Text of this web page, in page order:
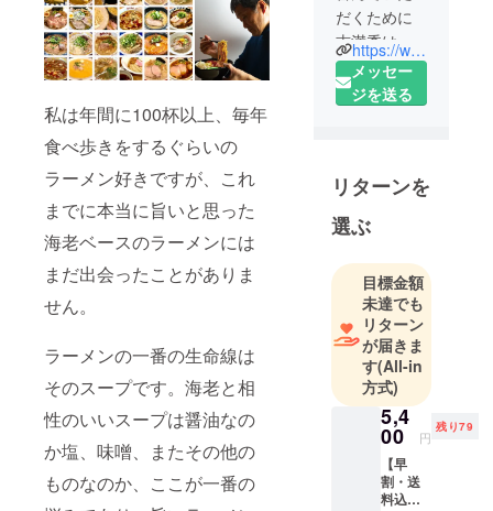
私は年間に100杯以上、毎年
食べ歩きをするぐらいの
ラーメン好きですが、これ
までに本当に旨いと思った
海老ベースのラーメンには
まだ出会ったことがありま
せん。
ラーメンの一番の生命線は
そのスープです。海老と相
性のいいスープは醤油なの
か塩、味噌、またその他の
ものなのか、ここが一番の
だくために
志満秀はお
いしさを追
求し続けま
和25年）に
有限会社 島
秀水産とし
て創業し、
1954年（昭
和29年）に
株式会社志
満秀として
海老等の水
産珍味加工
をスタート
いたしまし
今現在で
https://www.shimahide.com/
メッセー
ジを送る
リターンを
選ぶ
目標金額
未達でも
リターン
が届きま
す(All-in
方式)
5,4
00 円
残り79
【早
割・送
料込】